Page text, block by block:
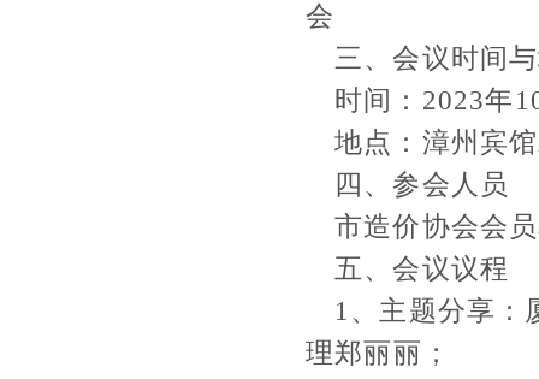
会
三、会议时间
时间： 2023年
地点：漳州宾
四、参会人员
市造价协会会
五、会议议程
1 、主题分享
理郑丽丽；